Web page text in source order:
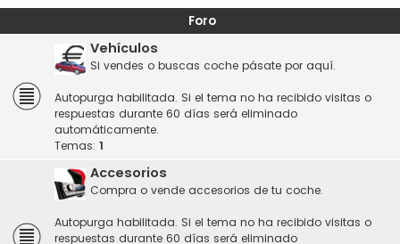
Foro
Vehículos
Si vendes o buscas coche pásate por aquí.
Autopurga habilitada. Si el tema no ha recibido visitas o
respuestas durante 60 días será eliminado
automáticamente.
Temas: 1
Accesorios
Compra o vende accesorios de tu coche.
Autopurga habilitada. Si el tema no ha recibido visitas o
respuestas durante 60 días será eliminado